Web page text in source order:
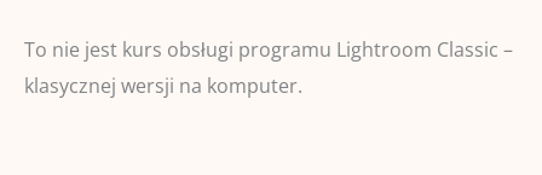
To nie jest kurs obsługi programu Lightroom Classic –
klasycznej wersji na komputer.